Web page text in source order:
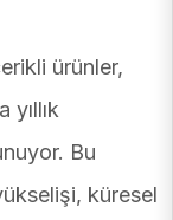
ürünler,
yıllık
Bu
küresel